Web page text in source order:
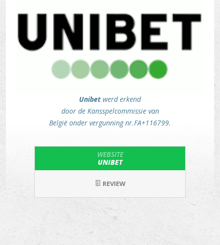
Unibet werd erkend
door de Kansspelcommissie van
België onder vergunning nr.FA+116799.
WEBSITE
UNIBET
REVIEW